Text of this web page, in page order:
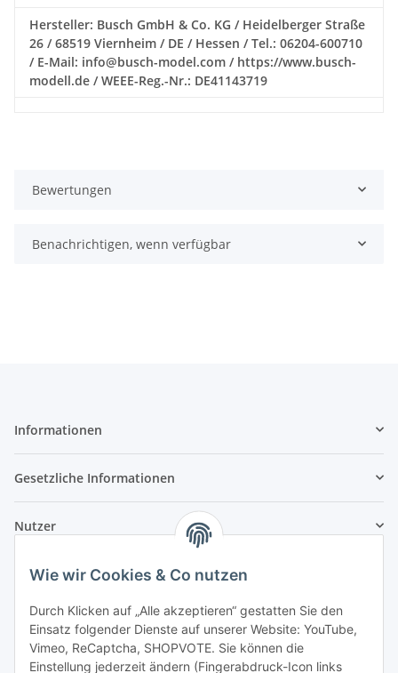
Wie wir Cookies & Co nutzen
Durch Klicken auf „Alle akzeptieren“ gestatten Sie den
Einsatz folgender Dienste auf unserer Website: YouTube,
Vimeo, ReCaptcha, SHOPVOTE. Sie können die
Einstellung jederzeit ändern (Fingerabdruck-Icon links
Hersteller: Busch GmbH & Co. KG / Heidelberger Straße
26 / 68519 Viernheim / DE / Hessen / Tel.: 06204-600710
/ E-Mail: info@busch-model.com / https://www.busch-
modell.de / WEEE-Reg.-Nr.: DE41143719
Bewertungen
Benachrichtigen, wenn verfügbar
Informationen
Gesetzliche Informationen
Nutzer